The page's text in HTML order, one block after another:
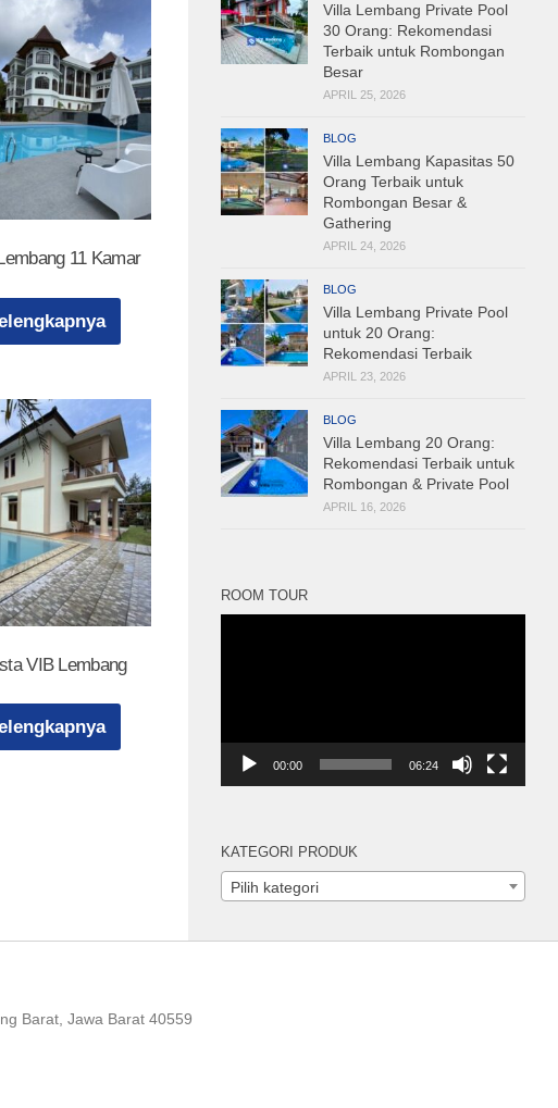
11 Kamar
VIB Lembang
Villa Lembang Private Pool
30 Orang: Rekomendasi
Terbaik untuk Rombongan
Besar
APRIL 25, 2026
BLOG
Villa Lembang Kapasitas 50
Orang Terbaik untuk
Rombongan Besar &
Gathering
APRIL 24, 2026
BLOG
Villa Lembang Private Pool
untuk 20 Orang:
Rekomendasi Terbaik
APRIL 23, 2026
BLOG
Villa Lembang 20 Orang:
Rekomendasi Terbaik untuk
Rombongan & Private Pool
APRIL 16, 2026
ROOM TOUR
00:00 06:24
KATEGORI PRODUK
Pilih kategori
Barat, Jawa Barat 40559